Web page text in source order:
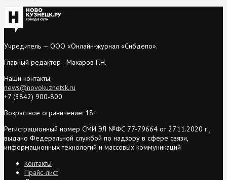
Учредитель — ООО «Онлайн-журнал «Сибдепо».
Главный редактор - Макаров Г.Н.
Наши контакты:
news@novokuznetsk.ru
+7 (3842) 900-800
Возрастное ограничение: 18+
Регистрационный номер СМИ ЭЛ №ФС 77-79664 от 27.11.2020 г.,
выдано Федеральной службой по надзору в сфере связи,
информационных технологий и массовых коммуникаций
Контакты
Прайс-лист